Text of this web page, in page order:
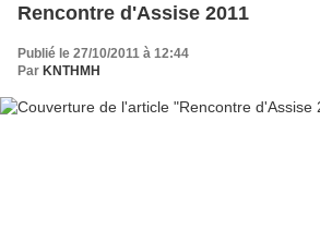
Rencontre d'Assise 2011
Publié le 27/10/2011 à 12:44
Par KNTHMH